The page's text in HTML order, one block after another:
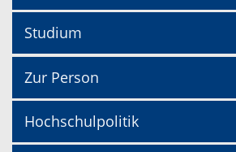
Studium
Zur Person
Hochschulpolitik